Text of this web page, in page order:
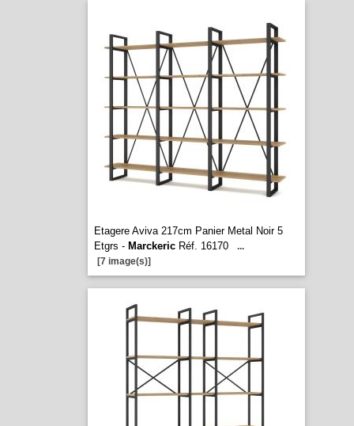
Etagere Aviva 217cm Panier Metal Noir 5
Etgrs - MarckericRéf. 16170
...
[7 image(s)]